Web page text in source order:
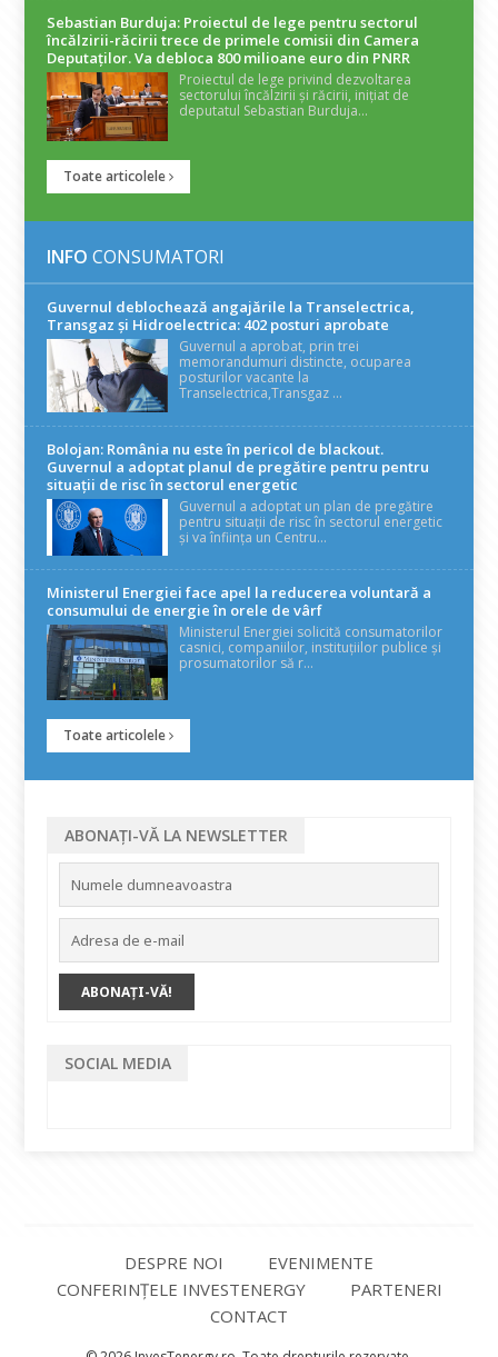
Sebastian Burduja: Proiectul de lege pentru sectorul
încălzirii-răcirii trece de primele comisii din Camera
Deputaților. Va debloca 800 milioane euro din PNRR
Proiectul de lege privind dezvoltarea
sectorului încălzirii și răcirii, inițiat de
deputatul Sebastian Burduja...
Toate articolele
INFO CONSUMATORI
Guvernul deblochează angajările la Transelectrica,
Transgaz și Hidroelectrica: 402 posturi aprobate
Guvernul a aprobat, prin trei
memorandumuri distincte, ocuparea
posturilor vacante la
Transelectrica,Transgaz ...
Bolojan: România nu este în pericol de blackout.
Guvernul a adoptat planul de pregătire pentru pentru
situații de risc în sectorul energetic
Guvernul a adoptat un plan de pregătire
pentru situații de risc în sectorul energetic
și va înființa un Centru...
Ministerul Energiei face apel la reducerea voluntară a
consumului de energie în orele de vârf
Ministerul Energiei solicită consumatorilor
casnici, companiilor, instituțiilor publice și
prosumatorilor să r...
Toate articolele
ABONAȚI-VĂ LA NEWSLETTER
SOCIAL MEDIA
DESPRE NOI
EVENIMENTE
CONFERINȚELE INVESTENERGY
PARTENERI
CONTACT